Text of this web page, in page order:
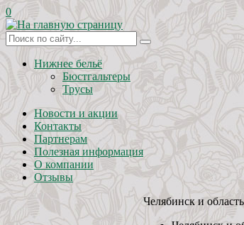
0
Нижнее бельё
Бюстгальтеры
Трусы
Новости и акции
Контакты
Партнерам
Полезная информация
О компании
Отзывы
Челябинск и область